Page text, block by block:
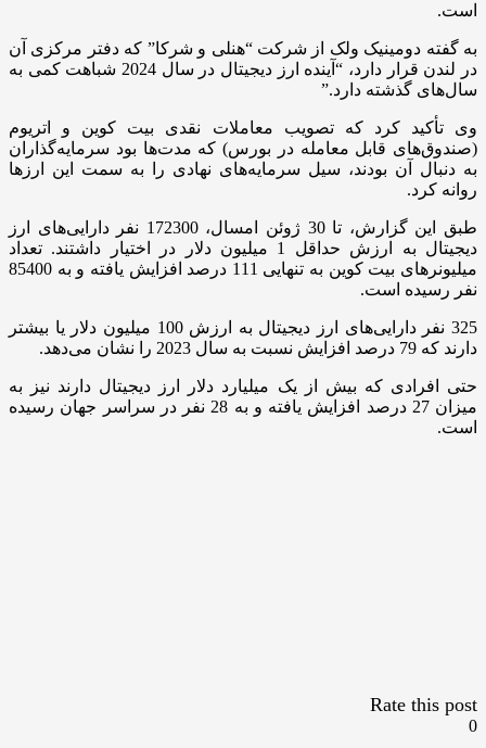
است.
به گفته دومینیک ولک از شرکت “هنلی و شرکا” که دفتر مرکزی آن
در لندن قرار دارد، “آینده ارز دیجیتال در سال 2024 شباهت کمی به
سال‌های گذشته دارد.”
وی تأکید کرد که تصویب معاملات نقدی بیت کوین و اتریوم
(صندوق‌های قابل معامله در بورس) که مدت‌ها بود سرمایه‌گذاران
به دنبال آن بودند، سیل سرمایه‌های نهادی را به سمت این ارزها
روانه کرد.
طبق این گزارش، تا 30 ژوئن امسال، 172300 نفر دارایی‌های ارز
دیجیتال به ارزش حداقل 1 میلیون دلار در اختیار داشتند. تعداد
میلیونرهای بیت کوین به تنهایی 111 درصد افزایش یافته و به 85400
نفر رسیده است.
325 نفر دارایی‌های ارز دیجیتال به ارزش 100 میلیون دلار یا بیشتر
دارند که 79 درصد افزایش نسبت به سال 2023 را نشان می‌دهد.
حتی افرادی که بیش از یک میلیارد دلار ارز دیجیتال دارند نیز به
میزان 27 درصد افزایش یافته و به 28 نفر در سراسر جهان رسیده
است.
Rate this post
0